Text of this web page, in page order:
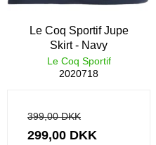
Le Coq Sportif Jupe
Skirt - Navy
Le Coq Sportif
2020718
399,00 DKK
299,00 DKK